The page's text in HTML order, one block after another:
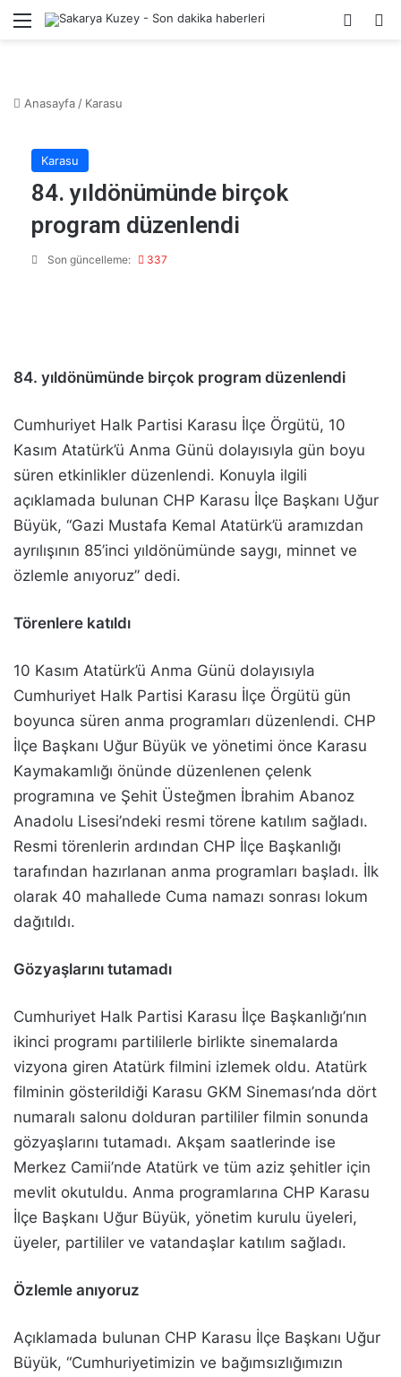
Menü Kayıt
Anasayfa / Karasu
Karasu
84. yıldönümünde birçok
program düzenlendi
Son güncelleme: 337
84. yıldönümünde birçok program düzenlendi
Cumhuriyet Halk Partisi Karasu İlçe Örgütü, 10
Kasım Atatürk’ü Anma Günü dolayısıyla gün boyu
süren etkinlikler düzenlendi. Konuyla ilgili
açıklamada bulunan CHP Karasu İlçe Başkanı Uğur
Büyük, “Gazi Mustafa Kemal Atatürk’ü aramızdan
ayrılışının 85’inci yıldönümünde saygı, minnet ve
özlemle anıyoruz” dedi.
Törenlere katıldı
10 Kasım Atatürk’ü Anma Günü dolayısıyla
Cumhuriyet Halk Partisi Karasu İlçe Örgütü gün
boyunca süren anma programları düzenlendi. CHP
İlçe Başkanı Uğur Büyük ve yönetimi önce Karasu
Kaymakamlığı önünde düzenlenen çelenk
programına ve Şehit Üsteğmen İbrahim Abanoz
Anadolu Lisesi’ndeki resmi törene katılım sağladı.
Resmi törenlerin ardından CHP İlçe Başkanlığı
tarafından hazırlanan anma programları başladı. İlk
olarak 40 mahallede Cuma namazı sonrası lokum
dağıtıldı.
Gözyaşlarını tutamadı
Cumhuriyet Halk Partisi Karasu İlçe Başkanlığı’nın
ikinci programı partililerle birlikte sinemalarda
vizyona giren Atatürk filmini izlemek oldu. Atatürk
filminin gösterildiği Karasu GKM Sineması’nda dört
numaralı salonu dolduran partililer filmin sonunda
gözyaşlarını tutamadı. Akşam saatlerinde ise
Merkez Camii’nde Atatürk ve tüm aziz şehitler için
mevlit okutuldu. Anma programlarına CHP Karasu
İlçe Başkanı Uğur Büyük, yönetim kurulu üyeleri,
üyeler, partililer ve vatandaşlar katılım sağladı.
Özlemle anıyoruz
Açıklamada bulunan CHP Karasu İlçe Başkanı Uğur
Büyük, “Cumhuriyetimizin ve bağımsızlığımızın